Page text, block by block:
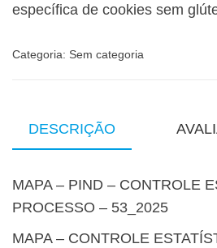
específica de cookies sem
Categoria: Sem categoria
DESCRIÇÃO
MAPA – PIND – CONTROLE
PROCESSO – 53_2025
MAPA – CONTROLE